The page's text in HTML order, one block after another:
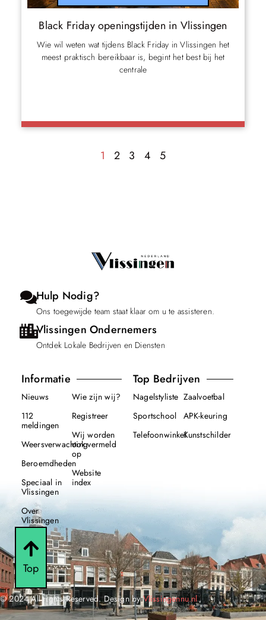
Top
Black Friday openingstijden in Vlissingen
Wie wil weten wat tijdens Black Friday in Vlissingen het
meest praktisch bereikbaar is, begint het best bij het
centrale
1 2 3 4 5
Hulp Nodig?
Ons toegewijde team staat klaar om u te assisteren.
Vlissingen Ondernemers
Ontdek Lokale Bedrijven en Diensten
Informatie
Nieuws
112
meldingen
Weersverwachting
Beroemdheden
Speciaal in
Vlissingen
Over
Vlissingen
Wie zijn wij?
Registreer
Wij worden
ook vermeld
op
Website
index
Top Bedrijven
Nagelstyliste
Sportschool
Telefoonwinkel
Zaalvoetbal
APK-keuring
Kunstschilder
© 2024 All rights Reserved. Design byVlissingennu.nl